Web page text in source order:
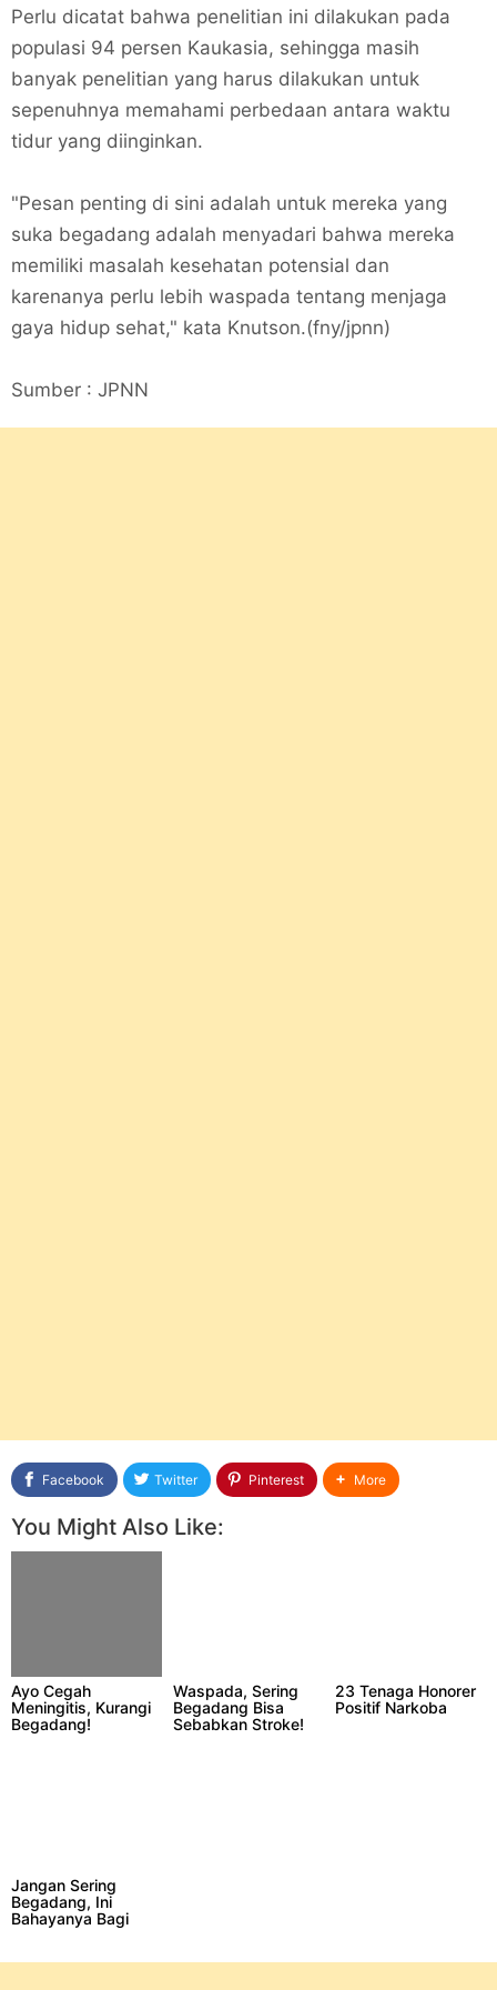
Perlu dicatat bahwa penelitian ini dilakukan pada
populasi 94 persen Kaukasia, sehingga masih
banyak penelitian yang harus dilakukan untuk
sepenuhnya memahami perbedaan antara waktu
tidur yang diinginkan.
"Pesan penting di sini adalah untuk mereka yang
suka begadang adalah menyadari bahwa mereka
memiliki masalah kesehatan potensial dan
karenanya perlu lebih waspada tentang menjaga
gaya hidup sehat," kata Knutson.(fny/jpnn)
Sumber : JPNN
Facebook Twitter Pinterest More
You Might Also Like:
Ayo Cegah
Meningitis, Kurangi
Begadang!
Waspada, Sering
Begadang Bisa
Sebabkan Stroke!
23 Tenaga Honorer
Positif Narkoba
Jangan Sering
Begadang, Ini
Bahayanya Bagi